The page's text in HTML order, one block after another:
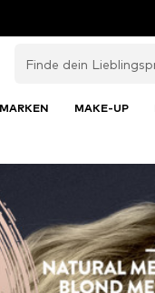
MARKEN MAKE-UP